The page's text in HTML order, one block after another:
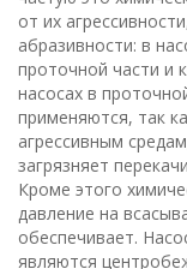
от их
абразивности: в
проточной части и
насосах в
применяются, так
агрессивным
загрязняет
Кроме этого
давление на
обеспечивает.
являются